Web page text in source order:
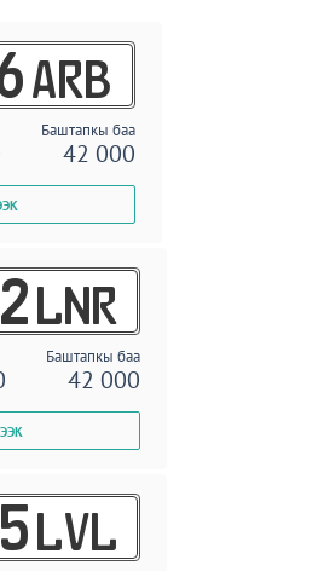
ARB
Баштапкы баа
42 000
LNR
Баштапкы баа
42 000
LVL